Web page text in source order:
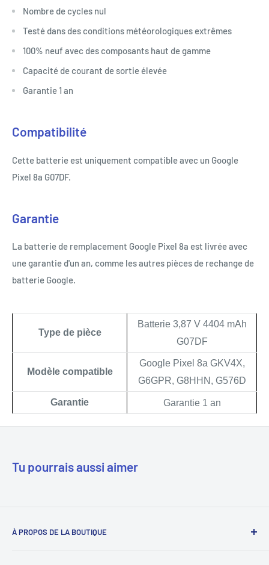
Nombre de cycles nul
Testé dans des conditions météorologiques extrêmes
100% neuf avec des composants haut de gamme
Capacité de courant de sortie élevée
Garantie 1 an
Compatibilité
Cette batterie est uniquement compatible avec un Google
Pixel 8a G07DF.
Garantie
La batterie de remplacement Google Pixel 8a est livrée avec
une garantie d'un an, comme les autres pièces de rechange de
batterie Google.
Type de pièce
Batterie 3,87 V 4404 mAh
G07DF
Modèle compatible
Google Pixel 8a GKV4X,
G6GPR, G8HHN, G576D
Garantie Garantie 1 an
Tu pourrais aussi aimer
À PROPOS DE LA BOUTIQUE